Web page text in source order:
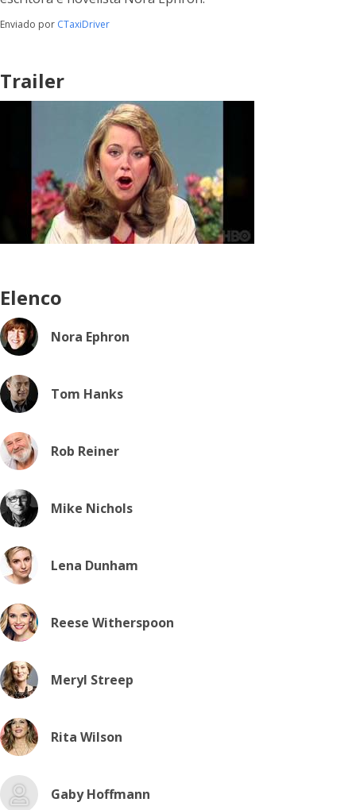
Enviado por CTaxiDriver
Trailer
Elenco
Nora Ephron
Tom Hanks
Rob Reiner
Mike Nichols
Lena Dunham
Reese Witherspoon
Meryl Streep
Rita Wilson
Gaby Hoffmann